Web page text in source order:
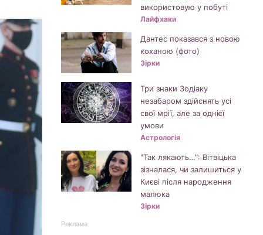
використовую у побуті
Лайфхаки
Дантес показався з новою
коханою (фото)
Зірки
Три знаки Зодіаку
незабаром здійснять усі
свої мрії, але за однієї
умови
Астрологія
"Так лякають…": Вітвіцька
зізналася, чи залишиться у
Києві після народження
малюка
Зірки
Реклама